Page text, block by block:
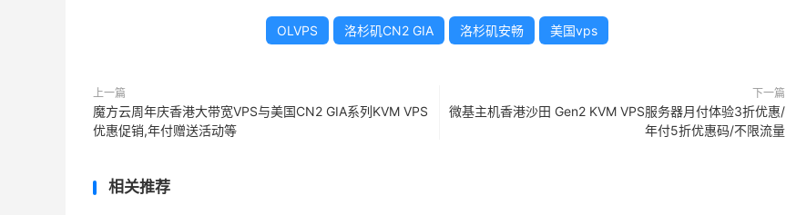
OLVPS 洛杉矶CN2 GIA 洛杉矶安畅 美国vps
上一篇
魔方云周年庆香港大带宽VPS与美国CN2 GIA系列KVM VPS
优惠促销,年付赠送活动等
下一篇
微基主机香港沙田 Gen2 KVM VPS服务器月付体验3折优惠/
年付5折优惠码/不限流量
相关推荐